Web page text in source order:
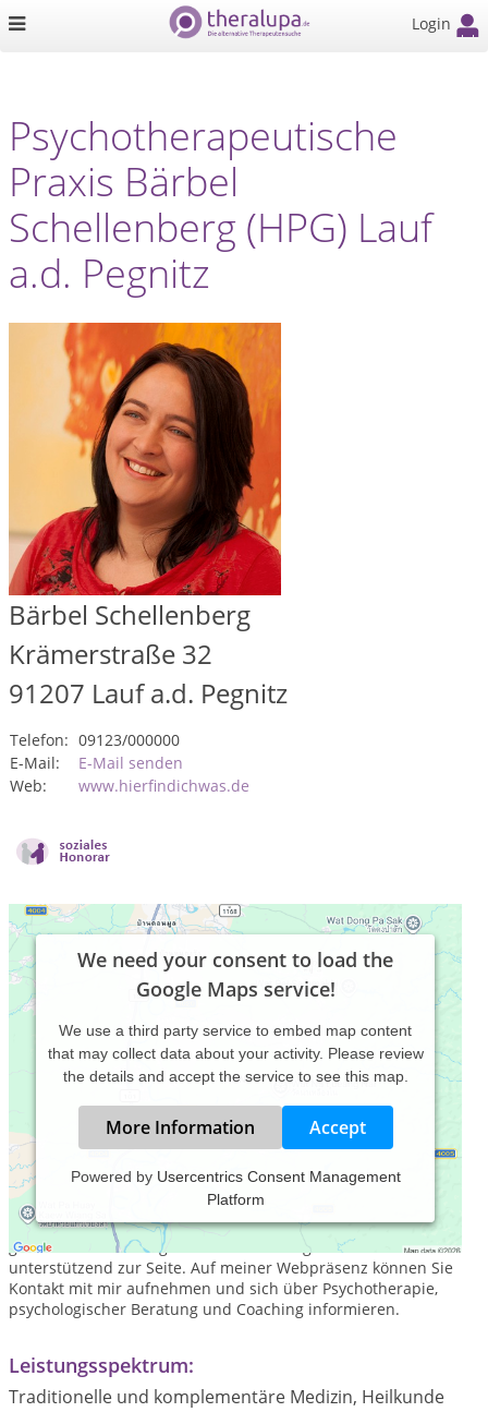
Login
Psychotherapeutische
Praxis Bärbel
Schellenberg (HPG) Lauf
a.d. Pegnitz
Bärbel Schellenberg
Krämerstraße 32
91207 Lauf a.d. Pegnitz
Telefon: 09123/000000
E-Mail:
E-Mail senden
Web:
www.hierfindichwas.de
We need your consent to load the
Google Maps service!
We use a third party service to embed map content
that may collect data about your activity. Please review
the details and accept the service to see this map.
More Information Accept
Powered by Usercentrics Consent Management
Platform
Sie haben den Wunsch nach Veränderung? Wenn Sie dies
erkannt haben, dann haben Sie schon den ersten Schritt
getan. Auf Ihrem Weg der Problemlösung stehe ich Ihnen
unterstützend zur Seite. Auf meiner Webpräsenz können Sie
Kontakt mit mir aufnehmen und sich über Psychotherapie,
psychologischer Beratung und Coaching informieren.
Leistungsspektrum:
Traditionelle und komplementäre Medizin, Heilkunde